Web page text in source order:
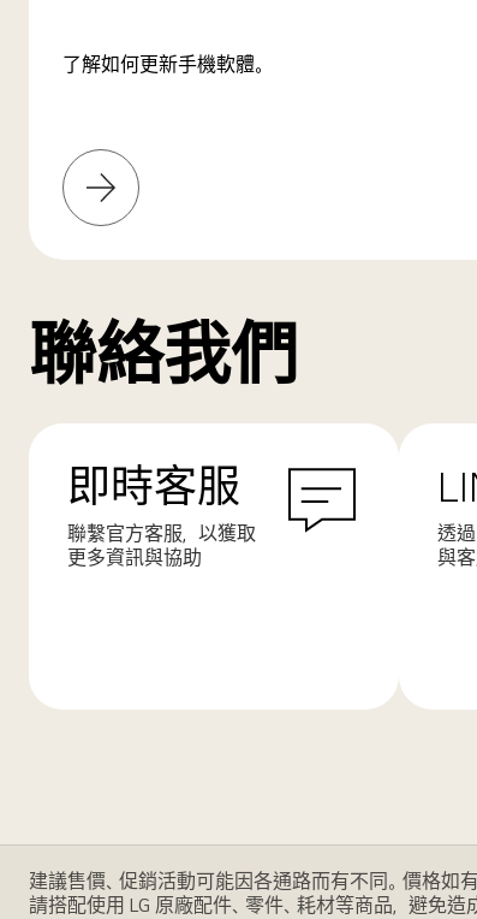
了解如何更新手機軟體。
解
更
聯絡我們
即時客服
聯繫官方客服，以獲取
更多資訊與協助
透
與
建議售價、促銷活動可能因各通路而有不同。價格如
請搭配使用 LG 原廠配件、零件、耗材等商品，避免